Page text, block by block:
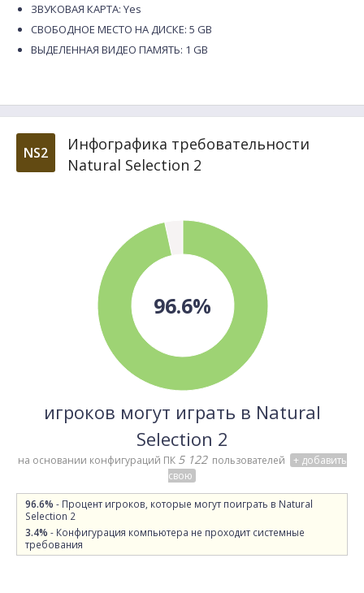
ЗВУКОВАЯ КАРТА: Yes
СВОБОДНОЕ МЕСТО НА ДИСКЕ: 5 GB
ВЫДЕЛЕННАЯ ВИДЕО ПАМЯТЬ: 1 GB
NS2
Инфографика требовательности
Natural Selection 2
96.6%
игроков могут играть в Natural
Selection 2
на основании конфигураций ПК 5 122 пользователей
+ добавить
свою
96.6% - Процент игроков, которые могут поиграть в Natural
Selection 2
3.4% - Конфигурация компьютера не проходит системные
требования